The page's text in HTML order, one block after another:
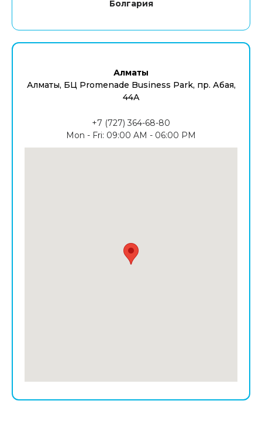
Болгария
Алматы
Алматы, БЦ Promenade Business Park, пр. Абая,
44А
+7 (727) 364-68-80
Mon - Fri: 09:00 AM - 06:00 PM